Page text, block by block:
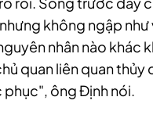
không ngập như
nhân nào khác
quan liên quan thủy
phục", ông Định nói.